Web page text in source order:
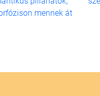
mennek át